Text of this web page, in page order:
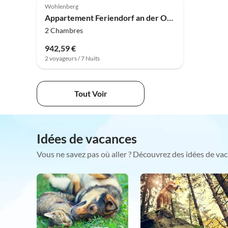
Wohlenberg
Appartement Feriendorf an der Ostsee, Wohlenberg
2 Chambres
942,59 €
2 voyageurs / 7 Nuits
Tout Voir
Idées de vacances
Vous ne savez pas où aller ? Découvrez des idées de